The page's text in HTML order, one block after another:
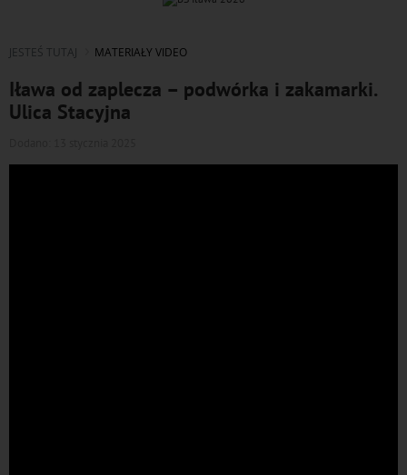
JESTEŚ TUTAJ MATERIAŁY VIDEO
Iława od zaplecza – podwórka i zakamarki.
Ulica Stacyjna